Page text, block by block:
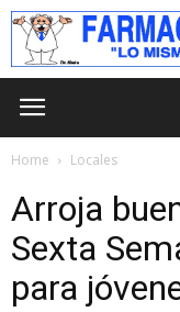
Home Locales
Arroja
Sexta
para